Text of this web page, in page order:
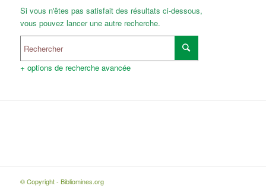
Si vous n'êtes pas satisfait des résultats ci-dessous,
vous pouvez lancer une autre recherche.
+ options de recherche avancée
© Copyright - Bibliomines.org